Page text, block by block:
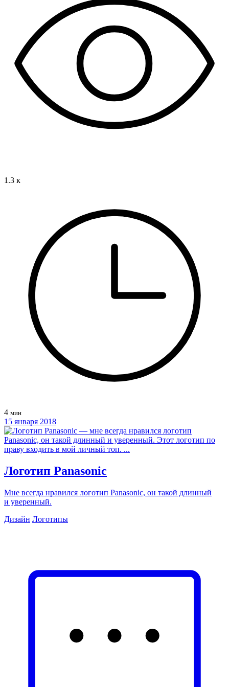
1.3 к
4 мин
15 января 2018
Логотип Panasonic
Мне всегда нравился логотип Panasonic, он такой длинный
и уверенный.
Дизайн Логотипы